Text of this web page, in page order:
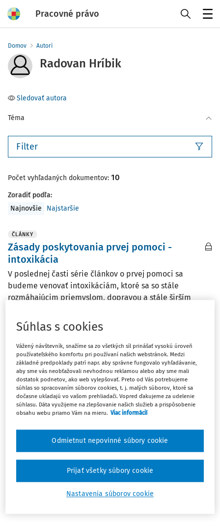
Pracovné právo
Domov Autori
Radovan Hríbik
Sledovať autora
Téma
Filter
Počet vyhľadaných dokumentov: 10
Zoradiť podľa:
Najnovšie
Najstaršie
ČLÁNKY
Zásady poskytovania prvej pomoci -
intoxikácia
V poslednej časti série článkov o prvej pomoci sa
budeme venovať intoxikáciám, ktoré sa so stále
rozmáhajúcim priemyslom, dopravou a stále širším
poškodenia zdravia. Spravidla ide o neúmyselné ...
Vydané:31. 5. 2016 / 11 minút čítania
ČLÁNKY
Zásady poskytovania prvej pomoci - náhla
cievna mozgová príhoda
ako najčastejšej príčine úmrtí pri ochoreniach
srdcovocievnej sústavy. Ďalším vážnym ochorením so
stále stúpajúcim výskytom je náhla cievna mozgová
príhoda, ktorá je po infarkte myokardu a nádorových ...
Súhlas s cookies
Vážený návštevník, snažíme sa zo všetkých síl prinášať vysokú úroveň
používateľského komfortu pri používaní našich webstránok. Medzi
základné predpoklady patrí napr. aby správne fungovalo vyhľadávanie,
aby sme vás neobťažovali nevhodnou reklamou alebo aby sme mali
dostatok podnetov, ako web vylepšovať. Preto od Vás potrebujeme
súhlas so spracovaním súborov cookies, t. j. malých súborov, ktoré sa
dočasne ukladajú vo vašom prehliadači. Vopred ďakujeme za udelenie
súhlasu. Dáta využijeme na zlepšovanie našich služieb a prispôsobenie
obsahu webu priamo Vám na mieru. Viac informácií
Nastavenia súborov cookie
Odmietnut nepovinné súbory cookie
Prijať všetky súbory cookie